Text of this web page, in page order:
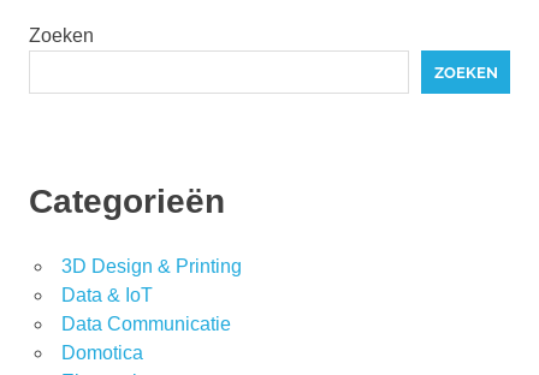
Zoeken
ZOEKEN
Categorieën
3D Design & Printing
Data & IoT
Data Communicatie
Domotica